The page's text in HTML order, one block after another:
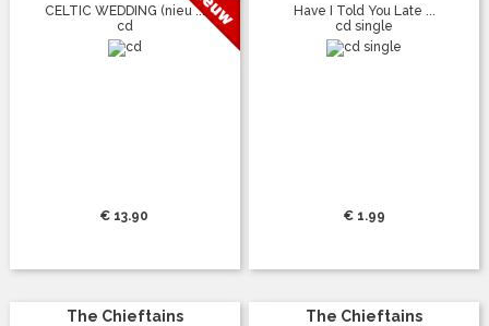
CELTIC WEDDING (nieu ...
cd
€ 13.90
Have I Told You Late ...
cd single
€ 1.99
The Chieftains The Chieftains